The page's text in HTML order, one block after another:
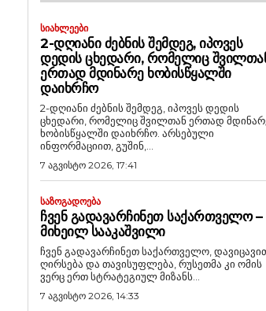
ᲡᲘᲐᲮᲚᲔᲔᲑᲘ
2-ᲓᲦᲘᲐᲜᲘ ᲫᲔᲑᲜᲘᲡ ᲨᲔᲛᲓᲔᲒ, ᲘᲞᲝᲕᲔᲡ
ᲓᲔᲓᲘᲡ ᲪᲮᲔᲓᲐᲠᲘ, ᲠᲝᲛᲔᲚᲘᲪ
ᲔᲠᲗᲐᲓ ᲛᲓᲘᲜᲐᲠᲔ ᲮᲝᲑᲘᲡᲬᲧᲐᲚᲨᲘ
ᲓᲐᲘᲮᲠᲩᲝ
2-დღიანი ძებნის შემდეგ, იპოვეს დედის
ცხედარი, რომელიც შვილთან ერთად
ხობისწყალში დაიხრჩო. არსებული
ინფორმაციით, გუშინ,...
7 აგვისტო 2026, 17:41
ᲡᲐᲖᲝᲒᲐᲓᲝᲔᲑᲐ
ᲩᲕᲔᲜ ᲒᲐᲓᲐᲕᲐᲠᲩᲘᲜᲔᲗ ᲡᲐᲥᲐᲠᲗᲕᲔᲚᲝ –
ᲛᲘᲮᲔᲘᲚ ᲡᲐᲐᲙᲐᲨᲕᲘᲚᲘ
ჩვენ გადავარჩინეთ საქართველო,
ღირსება და თავისუფლება, რუსეთმა კი ომის
ვერც ერთ სტრატეგიულ მიზანს...
7 აგვისტო 2026, 14:33